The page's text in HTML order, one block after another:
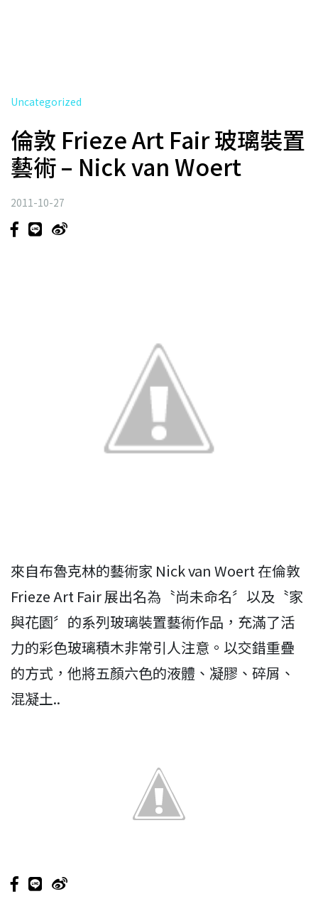
Uncategorized
倫敦 Frieze Art Fair 玻璃裝置
藝術 – Nick van Woert
2011-10-27
來自布魯克林的藝術家 Nick van Woert 在倫敦
Frieze Art Fair 展出名為〝尚未命名〞以及〝家
與花園〞的系列玻璃裝置藝術作品，充滿了活
力的彩色玻璃積木非常引人注意。以交錯重疊
的方式，他將五顏六色的液體、凝膠、碎屑、
混凝土..